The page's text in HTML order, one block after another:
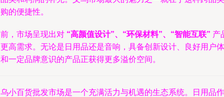
的便捷性。
，市场呈现出对 “高颜值设计”、“环保材料”、“智能互联” 产
高需求。无论是日用品还是音响，具备创新设计、良好用户体
一定品牌意识的产品正获得更多溢价空间。
小百货批发市场是一个充满活力与机遇的生态系统。日用品作